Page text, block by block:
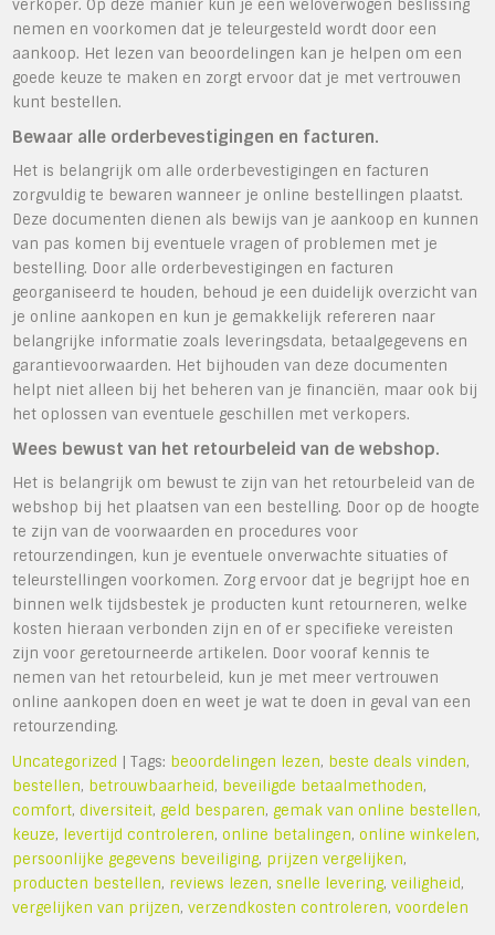
verkoper. Op deze manier kun je een weloverwogen beslissing
nemen en voorkomen dat je teleurgesteld wordt door een
aankoop. Het lezen van beoordelingen kan je helpen om een
goede keuze te maken en zorgt ervoor dat je met vertrouwen
kunt bestellen.
Bewaar alle orderbevestigingen en facturen.
Het is belangrijk om alle orderbevestigingen en facturen
zorgvuldig te bewaren wanneer je online bestellingen plaatst.
Deze documenten dienen als bewijs van je aankoop en kunnen
van pas komen bij eventuele vragen of problemen met je
bestelling. Door alle orderbevestigingen en facturen
georganiseerd te houden, behoud je een duidelijk overzicht van
je online aankopen en kun je gemakkelijk refereren naar
belangrijke informatie zoals leveringsdata, betaalgegevens en
garantievoorwaarden. Het bijhouden van deze documenten
helpt niet alleen bij het beheren van je financiën, maar ook bij
het oplossen van eventuele geschillen met verkopers.
Wees bewust van het retourbeleid van de webshop.
Het is belangrijk om bewust te zijn van het retourbeleid van de
webshop bij het plaatsen van een bestelling. Door op de hoogte
te zijn van de voorwaarden en procedures voor
retourzendingen, kun je eventuele onverwachte situaties of
teleurstellingen voorkomen. Zorg ervoor dat je begrijpt hoe en
binnen welk tijdsbestek je producten kunt retourneren, welke
kosten hieraan verbonden zijn en of er specifieke vereisten
zijn voor geretourneerde artikelen. Door vooraf kennis te
nemen van het retourbeleid, kun je met meer vertrouwen
online aankopen doen en weet je wat te doen in geval van een
retourzending.
Uncategorized | Tags: beoordelingen lezen, beste deals vinden,
bestellen, betrouwbaarheid, beveiligde betaalmethoden,
comfort,diversiteit,geld besparen,gemak van online bestellen,
keuze, levertijd controleren,online betalingen,online winkelen,
persoonlijke gegevens beveiliging, prijzen vergelijken,
producten bestellen, reviews lezen,snelle levering,veiligheid,
vergelijken van prijzen,verzendkosten controleren,voordelen